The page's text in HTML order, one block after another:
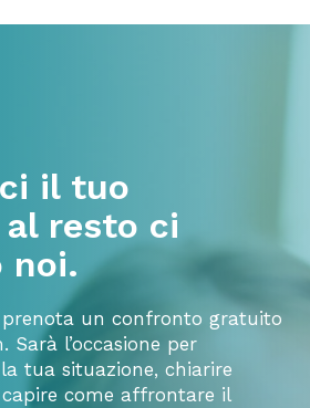
il tuo
resto ci
noi.
un confronto gratuito
l’occasione per
tua situazione, chiarire
come affrontare il